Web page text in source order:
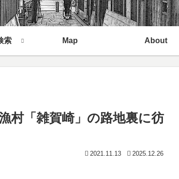
索 Map About
村「雑賀崎」の路地裏に彷
2021.11.13 2025.12.26